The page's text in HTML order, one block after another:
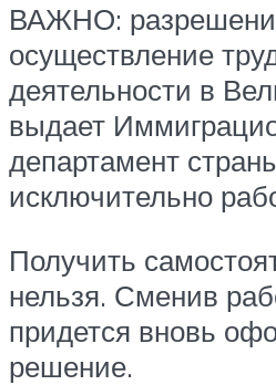
ВАЖНО:
осуществление
деятельности в
выдает
департамент
исключительно
Получить
нельзя. Сменив
придется вновь
решение.